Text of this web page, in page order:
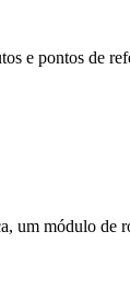
e pontos de
um módulo